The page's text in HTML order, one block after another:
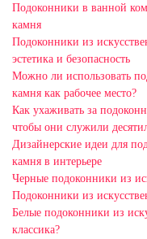
Подоконники в ванной
камня
Подоконники из
эстетика и безопасность
Можно ли использовать
камня как рабочее место?
Как ухаживать за
чтобы они служили
Дизайнерские идеи для
камня в интерьере
Черные подоконники из
Подоконники из
Белые подоконники из
классика?